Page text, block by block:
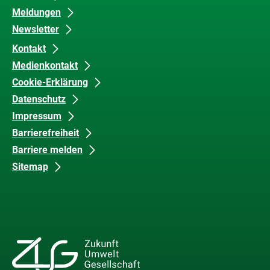
Meldungen
Newsletter
Kontakt
Medienkontakt
Cookie-Erklärung
Datenschutz
Impressum
Barrierefreiheit
Barriere melden
Sitemap